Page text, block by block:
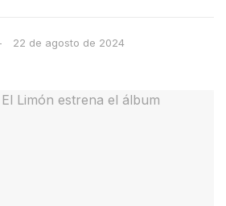
22 de agosto de 2024